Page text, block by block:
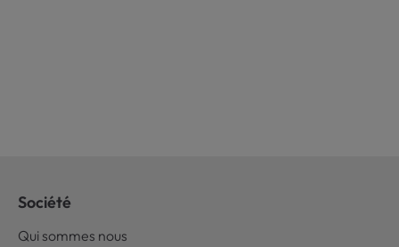
Société
Qui sommes nous